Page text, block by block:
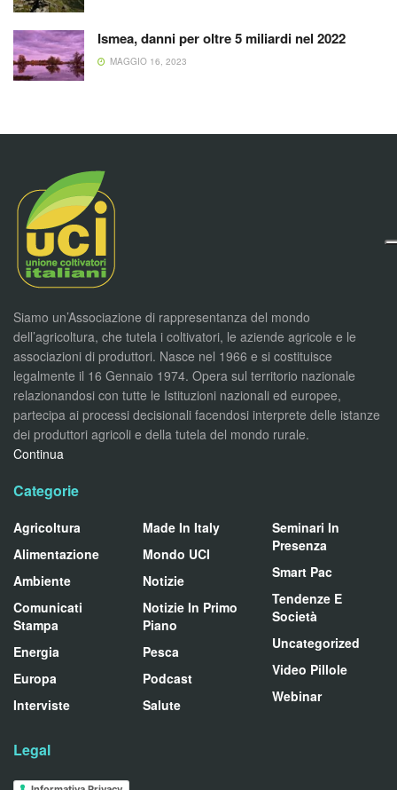
Ismea, danni per oltre 5 miliardi nel 2022
MAGGIO 16, 2023
Siamo un’Associazione di rappresentanza del mondo
dell’agricoltura, che tutela i coltivatori, le aziende agricole e le
associazioni di produttori. Nasce nel 1966 e si costituisce
legalmente il 16 Gennaio 1974. Opera sul territorio nazionale
relazionandosi con tutte le Istituzioni nazionali ed europee,
partecipa ai processi decisionali facendosi interprete delle istanze
dei produttori agricoli e della tutela del mondo rurale.
Continua
Categorie
Agricoltura
Alimentazione
Ambiente
Comunicati
Stampa
Energia
Europa
Interviste
Made In Italy
Mondo UCI
Notizie
Notizie In Primo
Piano
Pesca
Podcast
Salute
Seminari In
Presenza
Smart Pac
Tendenze E
Società
Uncategorized
Video Pillole
Webinar
Legal